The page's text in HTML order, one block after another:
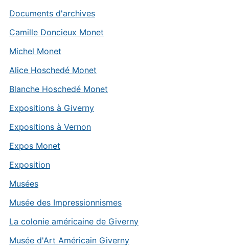
Documents d'archives
Camille Doncieux Monet
Michel Monet
Alice Hoschedé Monet
Blanche Hoschedé Monet
Expositions à Giverny
Expositions à Vernon
Expos Monet
Exposition
Musées
Musée des Impressionnismes
La colonie américaine de Giverny
Musée d'Art Américain Giverny